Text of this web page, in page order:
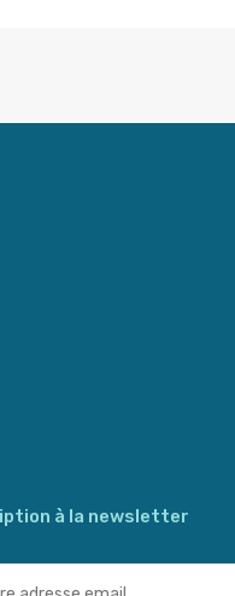
à la newsletter